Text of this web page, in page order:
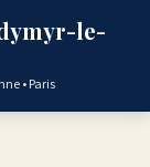
le-
• Paris